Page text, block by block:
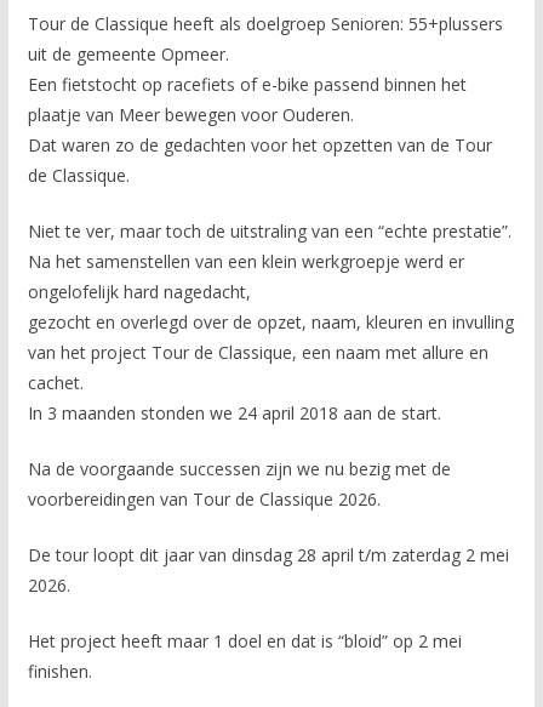
Tour de Classique heeft als doelgroep Senioren: 55+plussers
uit de gemeente Opmeer.
Een fietstocht op racefiets of e-bike passend binnen het
plaatje van Meer bewegen voor Ouderen.
Dat waren zo de gedachten voor het opzetten van de Tour
de Classique.
Niet te ver, maar toch de uitstraling van een “echte prestatie”.
Na het samenstellen van een klein werkgroepje werd er
ongelofelijk hard nagedacht,
gezocht en overlegd over de opzet, naam, kleuren en invulling
van het project Tour de Classique, een naam met allure en
cachet.
In 3 maanden stonden we 24 april 2018 aan de start.
Na de voorgaande successen zijn we nu bezig met de
voorbereidingen van Tour de Classique 2026.
De tour loopt dit jaar van dinsdag 28 april t/m zaterdag 2 mei
2026.
Het project heeft maar 1 doel en dat is “bloid” op 2 mei
finishen.